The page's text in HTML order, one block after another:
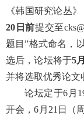
《韩国研究论丛》
20 日前提交至
题目”格式命名，
选后，论坛将于5
并将选取优秀论文
论坛定于6 月
开会，6 月 21 日（